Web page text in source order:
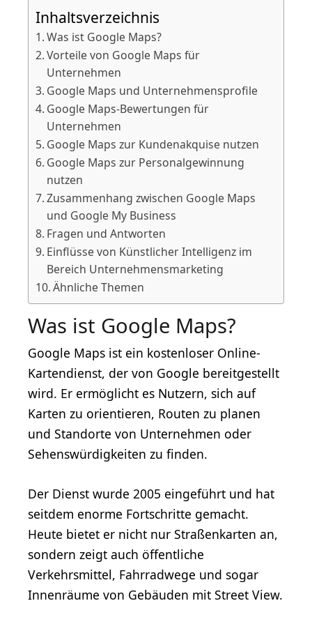
Inhaltsverzeichnis
Was ist Google Maps?
Vorteile von Google Maps für
Unternehmen
Google Maps und Unternehmensprofile
Google Maps-Bewertungen für
Unternehmen
Google Maps zur Kundenakquise nutzen
Google Maps zur Personalgewinnung
nutzen
Zusammenhang zwischen Google Maps
und Google My Business
Fragen und Antworten
Einflüsse von Künstlicher Intelligenz im
Bereich Unternehmensmarketing
Ähnliche Themen
Was ist Google Maps?
Google Maps ist ein kostenloser Online-
Kartendienst, der von Google bereitgestellt
wird. Er ermöglicht es Nutzern, sich auf
Karten zu orientieren, Routen zu planen
und Standorte von Unternehmen oder
Sehenswürdigkeiten zu finden.
Der Dienst wurde 2005 eingeführt und hat
seitdem enorme Fortschritte gemacht.
Heute bietet er nicht nur Straßenkarten an,
sondern zeigt auch öffentliche
Verkehrsmittel, Fahrradwege und sogar
Innenräume von Gebäuden mit Street View.